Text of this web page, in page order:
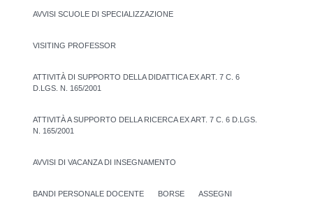
AVVISI SCUOLE DI SPECIALIZZAZIONE
VISITING PROFESSOR
ATTIVITÀ DI SUPPORTO DELLA DIDATTICA EX ART. 7 C. 6
D.LGS. N. 165/2001
ATTIVITÀ A SUPPORTO DELLA RICERCA EX ART. 7 C. 6 D.LGS.
N. 165/2001
AVVISI DI VACANZA DI INSEGNAMENTO
BANDI PERSONALE DOCENTE BORSE ASSEGNI